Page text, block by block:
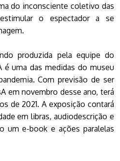
do inconsciente coletivo das
o espectador a se
produzida pela equipe do
é uma das medidas do museu
Com previsão de ser
em novembro desse ano, terá
de 2021. A exposição contará
em libras, audiodescrição e
um e-book e ações paralelas